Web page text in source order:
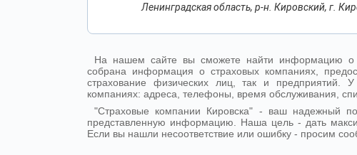
Ленинградская область, р-н. Кировский, г.
На нашем сайте вы сможете найти информацию о
собрана информация о страховых компаниях,
страхование физических лиц, так и
компаниях: адреса, телефоны, время обслуживания,
"Страховые компании Кировска" - ваш надежный
представленную информацию. Наша цель - дать
Если вы нашли несоответствие или ошибку - просим